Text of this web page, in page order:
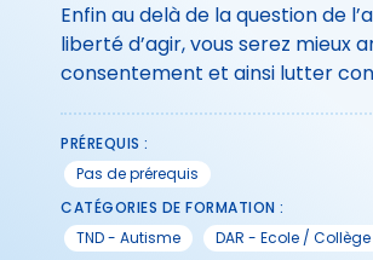
Enfin au delà de la question de
liberté d’agir, vous serez mieux
consentement et ainsi lutter
PRÉREQUIS :
Pas de prérequis
CATÉGORIES DE FORMATION :
TND - Autisme
DAR - Ecole /